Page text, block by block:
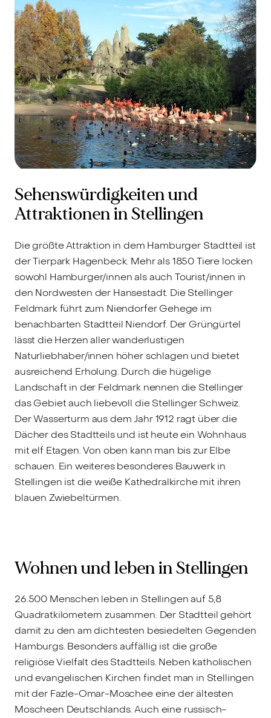
Sehenswürdigkeiten und
Attraktionen in Stellingen
Die größte Attraktion in dem Hamburger Stadtteil ist
der Tierpark Hagenbeck. Mehr als 1850 Tiere locken
sowohl Hamburger/innen als auch Tourist/innen in
den Nordwesten der Hansestadt. Die Stellinger
Feldmark führt zum Niendorfer Gehege im
benachbarten Stadtteil Niendorf. Der Grüngürtel
lässt die Herzen aller wanderlustigen
Naturliebhaber/innen höher schlagen und bietet
ausreichend Erholung. Durch die hügelige
Landschaft in der Feldmark nennen die Stellinger
das Gebiet auch liebevoll die Stellinger Schweiz.
Der Wasserturm aus dem Jahr 1912 ragt über die
Dächer des Stadtteils und ist heute ein Wohnhaus
mit elf Etagen. Von oben kann man bis zur Elbe
schauen. Ein weiteres besonderes Bauwerk in
Stellingen ist die weiße Kathedralkirche mit ihren
blauen Zwiebeltürmen.
Wohnen und leben in Stellingen
26.500 Menschen leben in Stellingen auf 5,8
Quadratkilometern zusammen. Der Stadtteil gehört
damit zu den am dichtesten besiedelten Gegenden
Hamburgs. Besonders auffällig ist die große
religiöse Vielfalt des Stadtteils. Neben katholischen
und evangelischen Kirchen findet man in Stellingen
mit der Fazle-Omar-Moschee eine der ältesten
Moscheen Deutschlands. Auch eine russisch-